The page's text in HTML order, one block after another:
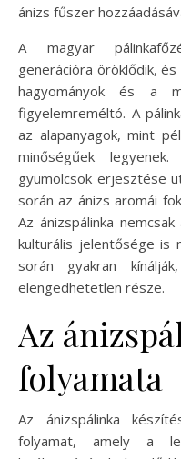
ánizs fűszer
A magyar
generációra öröklődik,
hagyományok és a
figyelemreméltó. A
az alapanyagok, mint
minőségűek
gyümölcsök erjesztése
során az ánizs aromái
Az ánizspálinka
kulturális jelentősége is
során gyakran
elengedhetetlen része.
Az
folyamata
Az ánizspálinka
folyamat, amely a